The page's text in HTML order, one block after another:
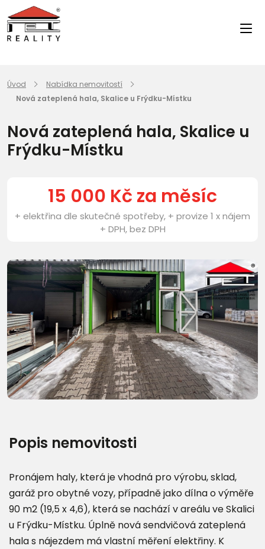
Úvod
Nabídka nemovitostí
Nová zateplená hala, Skalice u Frýdku-Místku
Nová zateplená hala, Skalice u
Frýdku-Místku
15 000 Kč za měsíc
+ elektřina dle skutečné spotřeby, + provize 1 x nájem
+ DPH, bez DPH
Další fotografie (9)
Popis nemovitosti
Pronájem haly, která je vhodná pro výrobu, sklad,
garáž pro obytné vozy, případně jako dílna o výměře
90 m2 (19,5 x 4,6), která se nachází v areálu ve Skalici
u Frýdku-Místku. Úplně nová sendvičová zateplená
hala s nájezdem má vlastní měření elektřiny. K